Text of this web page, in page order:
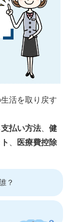
活を取り戻す
支払い方法、 健
医療費控除
？